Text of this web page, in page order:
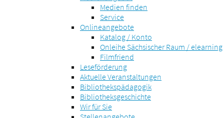
Medien finden
Service
Onlineangebote
Katalog / Konto
Onleihe Sächsischer Raum / elearning
Filmfriend
Leseförderung
Aktuelle Veranstaltungen
Bibliothekspädagogik
Bibliotheksgeschichte
Wir für Sie